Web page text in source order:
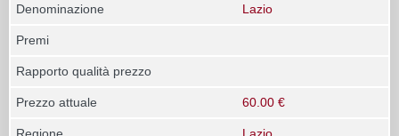
Denominazione Lazio
Premi
Rapporto qualità prezzo
Prezzo attuale 60.00 €
Regione Lazio